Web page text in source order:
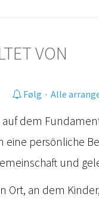
VON
Følg · Alle
auf dem
persönliche
und
Ort, an dem